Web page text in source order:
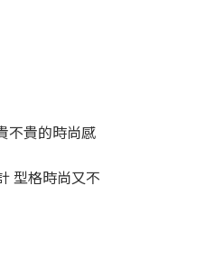
不貴的時尚感
型格時尚又不